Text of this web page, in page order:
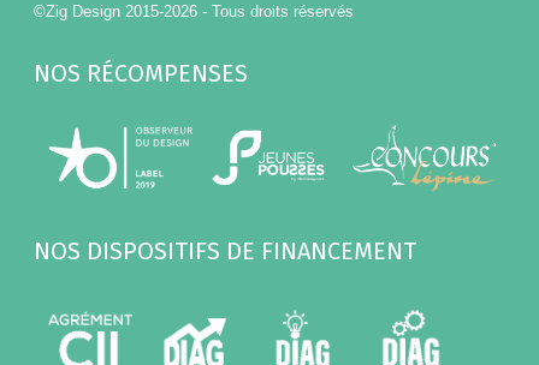
©Zig Design 2015-2026 - Tous droits réservés
NOS RÉCOMPENSES
NOS DISPOSITIFS DE FINANCEMENT